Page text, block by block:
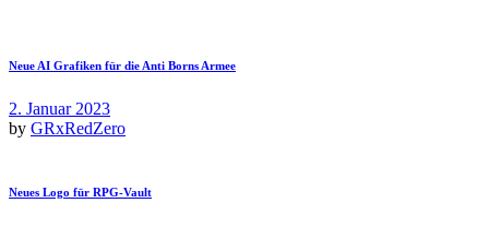
Neue AI Grafiken für die Anti Borns Armee
2. Januar 2023
by GRxRedZero
Neues Logo für RPG-Vault